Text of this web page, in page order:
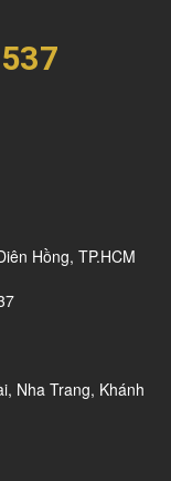
Hồng, TP.HCM
Nha Trang, Khánh